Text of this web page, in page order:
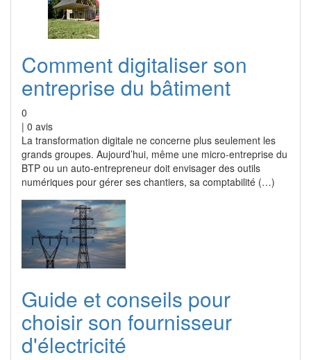
Comment digitaliser son
entreprise du bâtiment
0
| 0 avis
La transformation digitale ne concerne plus seulement les
grands groupes. Aujourd’hui, même une micro-entreprise du
BTP ou un auto-entrepreneur doit envisager des outils
numériques pour gérer ses chantiers, sa comptabilité (…)
Guide et conseils pour
choisir son fournisseur
d'électricité